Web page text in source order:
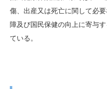
傷、出産又は死亡に関して必
障及び国民保健の向上に寄与
ている。